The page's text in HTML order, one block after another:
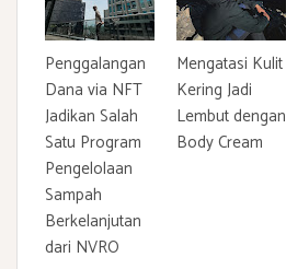
Penggalangan
Dana via NFT
Jadikan Salah
Satu Program
Pengelolaan
Sampah
Berkelanjutan
dari NVRO
Mengatasi Kulit
Kering Jadi
Lembut dengan
Body Cream